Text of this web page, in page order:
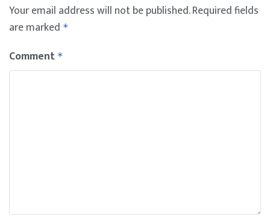
Your email address will not be published.Required fields
are marked *
Comment *